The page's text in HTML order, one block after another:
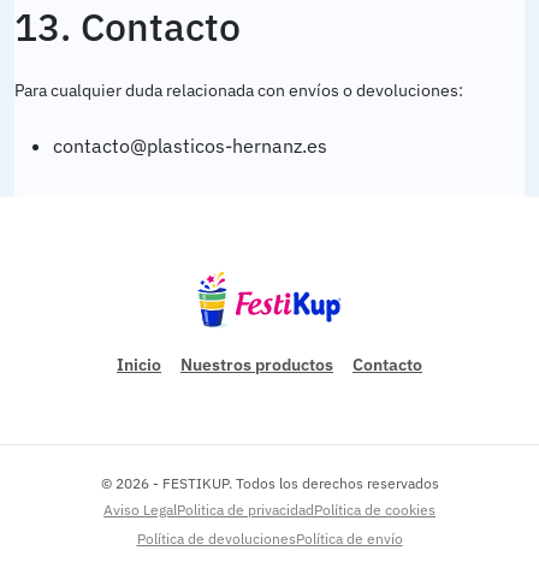
13. Contacto
Para cualquier duda relacionada con envíos o devoluciones:
contacto@plasticos-hernanz.es
Inicio Nuestros productos Contacto
© 2026 - FESTIKUP. Todos los derechos reservados
Pie de página
Aviso LegalPolitica de privacidadPolítica de cookies
Política de devolucionesPolítica de envío